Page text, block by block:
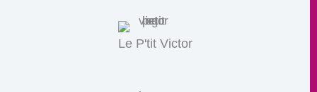
Le P'tit Victor